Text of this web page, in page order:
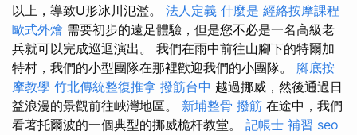
以上，導致U形冰川氾濫。 法人定義 什麼是 經絡按摩課程
歐式外燴 需要初步的遠足體驗，但是您不必是一名高級老
兵就可以完成巡迴演出。 我們在雨中前往山腳下的特爾加
特村，我們的小型團隊在那裡歡迎我們的小團隊。 腳底按
摩教學 竹北傳統整復推拿 撥筋台中 越過挪威，然後通過日
益浪漫的景觀前往峽灣地區。 新埔整骨 撥筋 在途中，我們
看著托爾波的一個典型的挪威桅杆教堂。 記帳士 補習 seo